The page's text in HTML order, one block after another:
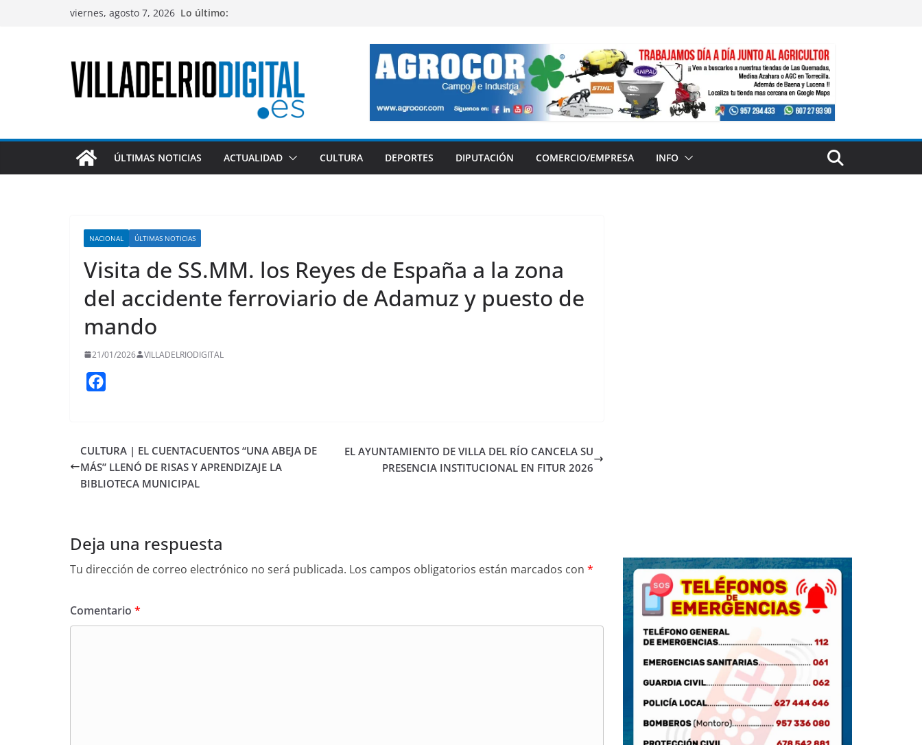
viernes, agosto 7, 2026 Lo último:
ÚLTIMAS NOTICIAS ACTUALIDAD CULTURA DEPORTES DIPUTACIÓN COMERCIO/EMPRESA INFO
NACIONAL ÚLTIMAS NOTICIAS
Visita de SS.MM. los Reyes de España a la zona
del accidente ferroviario de Adamuz y puesto de
mando
21/01/2026 VILLADELRIODIGITAL
b
o
CULTURA | EL CUENTACUENTOS “UNA ABEJA DE
MÁS” LLENÓ DE RISAS Y APRENDIZAJE LA
BIBLIOTECA MUNICIPAL
EL AYUNTAMIENTO DE VILLA DEL RÍO CANCELA SU
PRESENCIA INSTITUCIONAL EN FITUR 2026
Deja una respuesta
Tu dirección de correo electrónico no será publicada. Los campos obligatorios están marcados con *
Comentario *